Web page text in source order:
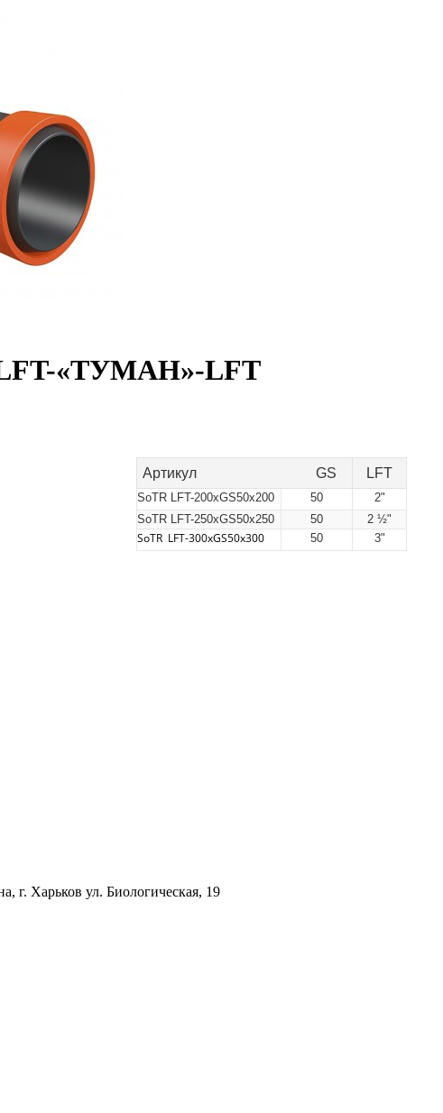
LFT-«ТУМАН»-LFT
Артикул GS LFT
SoTR LFT-200xGS50x200 50
2"
SoTR LFT-250xGS50x250
50 2 ½"
SoTR LFT-300xGS50x300 50 3"
г. Харьков ул. Биологическая, 19